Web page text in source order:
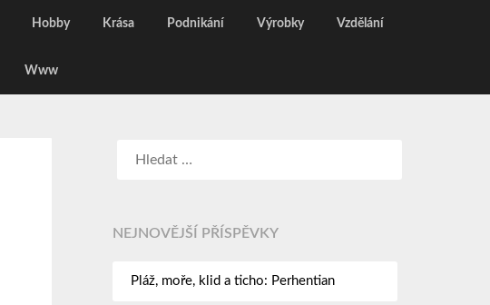
Hobby Krása Podnikání Výrobky Vzdělání
Www
NEJNOVĚJŠÍ PŘÍSPĚVKY
Pláž, moře, klid a ticho: Perhentian